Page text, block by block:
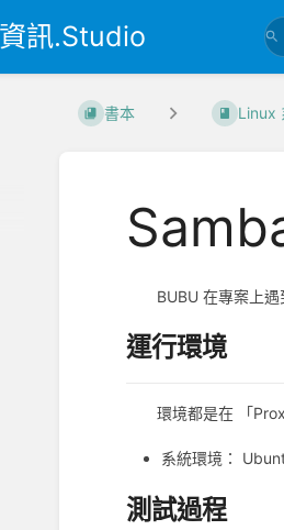
訊.Studio
書本 Linux
BUBU 在專案上遇到
運行環境
環境都是在 「
系統環境：
測試過程